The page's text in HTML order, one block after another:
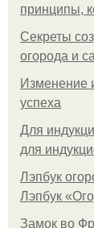
принципы,
Секреты
огорода и
Изменение
успеха
Для
для
Лэпбук
Лэпбук
Замок во